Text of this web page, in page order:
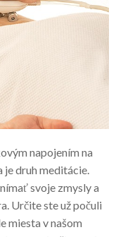
napojením na
je druh meditácie.
svoje zmysly a
Určite ste už počuli
miesta v našom